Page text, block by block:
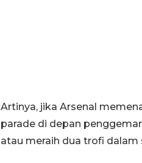
Artinya, jika Arsenal
parade di depan
atau meraih dua trofi dalam